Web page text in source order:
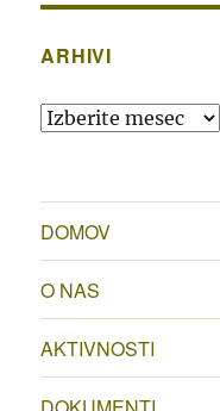
ARHIVI
Arhivi
DOMOV
O NAS
AKTIVNOSTI